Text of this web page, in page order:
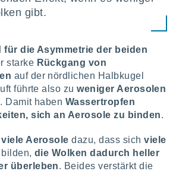
gibt.
für die Asymmetrie der beiden
starke Rückgang von
auf der nördlichen Halbkugel
führte also zuweniger Aerosolen
Damit haben Wassertropfen
sich an Aerosole zu binden.
viele Aerosole dazu, dass sichviele
bilden,die Wolken dadurch heller
überleben. Beides verstärkt die